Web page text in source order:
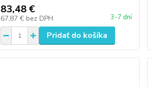
83,48 €
67,87 € bez DPH 3-7 dní
Pridať do košíka